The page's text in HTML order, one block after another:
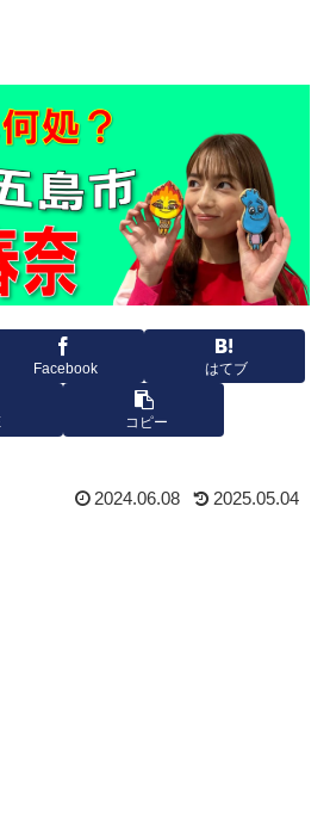
Facebook はてブ
コピー
2024.06.08 2025.05.04